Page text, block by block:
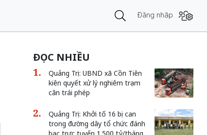
Đăng nhập
ĐỌC NHIỀU
Quảng Trị: UBND xã Cồn Tiên
kiên quyết xử lý nghiêm trạm
cân trái phép
Quảng Trị: Khởi tố 16 bị can
trong đường dây tổ chức đánh